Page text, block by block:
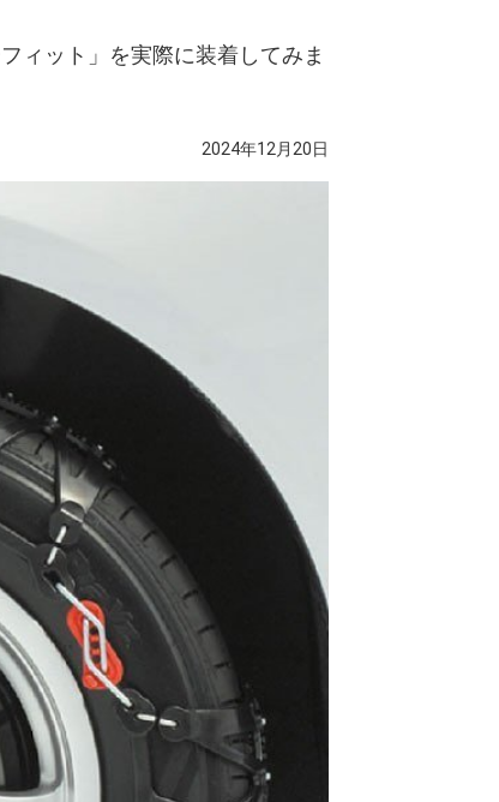
ィット」を実際に装着してみま
2024年12月20日